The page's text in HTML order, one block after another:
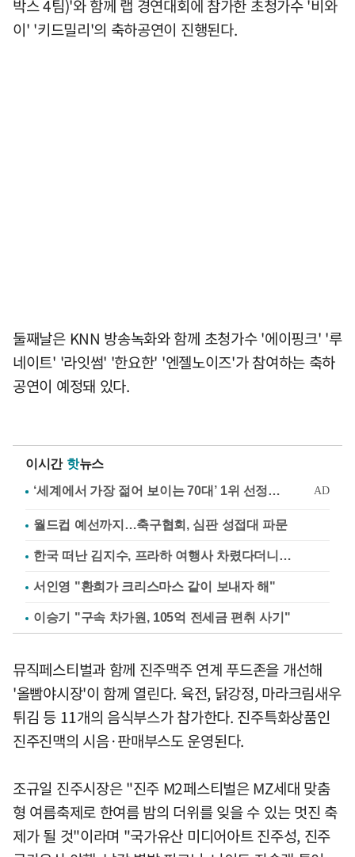
박스 4팀)'와 함께 랩 경연대회에 참가한 초청가수 '비와
이' '키드밀리'의 축하공연이 진행된다.
둘째날은 KNN 방송녹화와 함께 초청가수 '에이핑크' '루
네이트' '라잇썸' '한요한' '엔젤노이즈'가 참여하는 축하
공연이 예정돼 있다.
이시간 핫뉴스
월드컵 예선까지…축구협회, 심판 성접대 파문
한국 떠난 김지수, 프라하 여행사 차렸다더니…
서인영 "환희가 크리스마스 같이 보내자 해"
이승기 "구속 차가원, 105억 전세금 편취 사기"
뮤직페스티벌과 함께 진주맥주 연계 푸드존을 개선해
'올빰야시장'이 함께 열린다. 육전, 닭강정, 마라크림새우
튀김 등 11개의 음식부스가 참가한다. 진주특화상품인
진주진맥의 시음·판매부스도 운영된다.
조규일 진주시장은 "진주 M2페스티벌은 MZ세대 맞춤
형 여름축제로 한여름 밤의 더위를 잊을 수 있는 멋진 축
제가 될 것"이라며 "국가유산 미디어아트 진주성, 진주